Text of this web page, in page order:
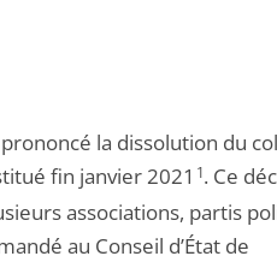
la dissolution du
fin janvier 2021 1. Ce
associations, partis
au Conseil d’État de